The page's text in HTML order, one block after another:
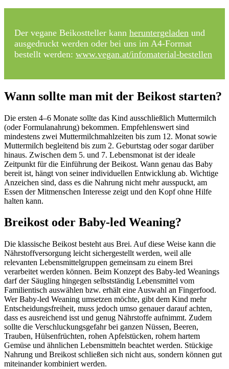
Der vegane Beikostteller kann heruntergeladen und
ausgedruckt werden oder bei uns im A4-Format
bestellt werden: www.vegan.at/infomaterial-bestellen
Wann sollte man mit der Beikost starten?
Die ersten 4–6 Monate sollte das Kind ausschließlich Muttermilch
(oder Formulanahrung) bekommen. Empfehlenswert sind
mindestens zwei Muttermilchmahlzeiten bis zum 12. Monat sowie
Muttermilch begleitend bis zum 2. Geburtstag oder sogar darüber
hinaus. Zwischen dem 5. und 7. Lebensmonat ist der ideale
Zeitpunkt für die Einführung der Beikost. Wann genau das Baby
bereit ist, hängt von seiner individuellen Entwicklung ab. Wichtige
Anzeichen sind, dass es die Nahrung nicht mehr ausspuckt, am
Essen der Mitmenschen Interesse zeigt und den Kopf ohne Hilfe
halten kann.
Breikost oder Baby-led Weaning?
Die klassische Beikost besteht aus Brei. Auf diese Weise kann die
Nährstoffversorgung leicht sichergestellt werden, weil alle
relevanten Lebensmittelgruppen gemeinsam zu einem Brei
verarbeitet werden können. Beim Konzept des Baby-led Weanings
darf der Säugling hingegen selbstständig Lebensmittel vom
Familientisch auswählen bzw. erhält eine Auswahl an Fingerfood.
Wer Baby-led Weaning umsetzen möchte, gibt dem Kind mehr
Entscheidungsfreiheit, muss jedoch umso genauer darauf achten,
dass es ausreichend isst und genug Nährstoffe aufnimmt. Zudem
sollte die Verschluckungsgefahr bei ganzen Nüssen, Beeren,
Trauben, Hülsenfrüchten, rohen Apfelstücken, rohem hartem
Gemüse und ähnlichen Lebensmitteln beachtet werden. Stückige
Nahrung und Breikost schließen sich nicht aus, sondern können gut
miteinander kombiniert werden.